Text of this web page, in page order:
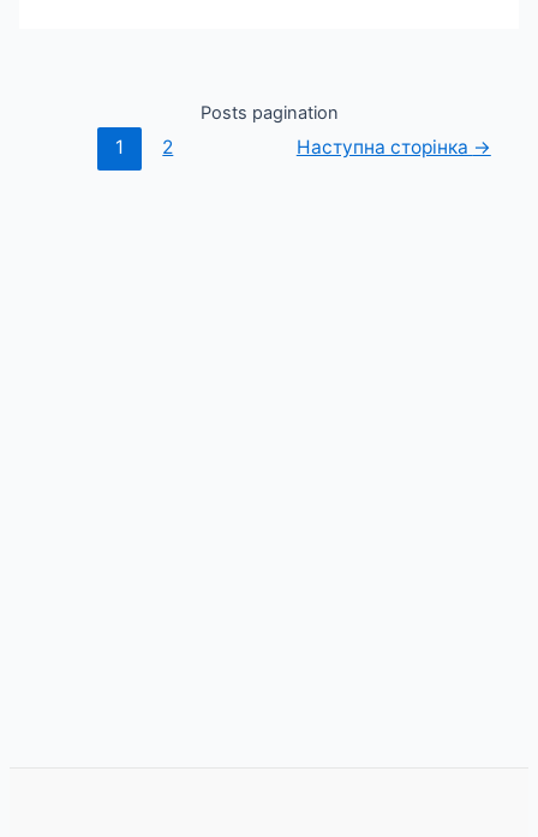
Posts pagination
1 2 Наступна сторінка →